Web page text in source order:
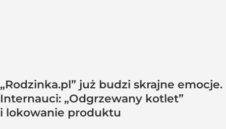
„Rodzinka.pl” już budzi skrajne emocje.
Internauci: „Odgrzewany kotlet”
i lokowanie produktu